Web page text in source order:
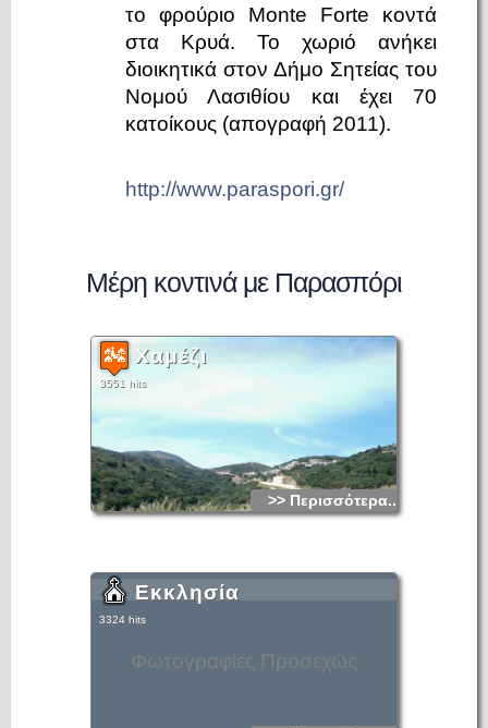
το φρούριο Monte Forte κοντά
στα Κρυά. Το χωριό ανήκει
διοικητικά στον Δήμο Σητείας του
Νομού Λασιθίου και έχει 70
κατοίκους (απογραφή 2011).
http://www.paraspori.gr/
Μέρη κοντινά με Παρασπόρι
Χαμέζι
3551 hits
>> Περισσότερα...
Φωτογραφίες Προσεχώς
Εκκλησία
3324 hits